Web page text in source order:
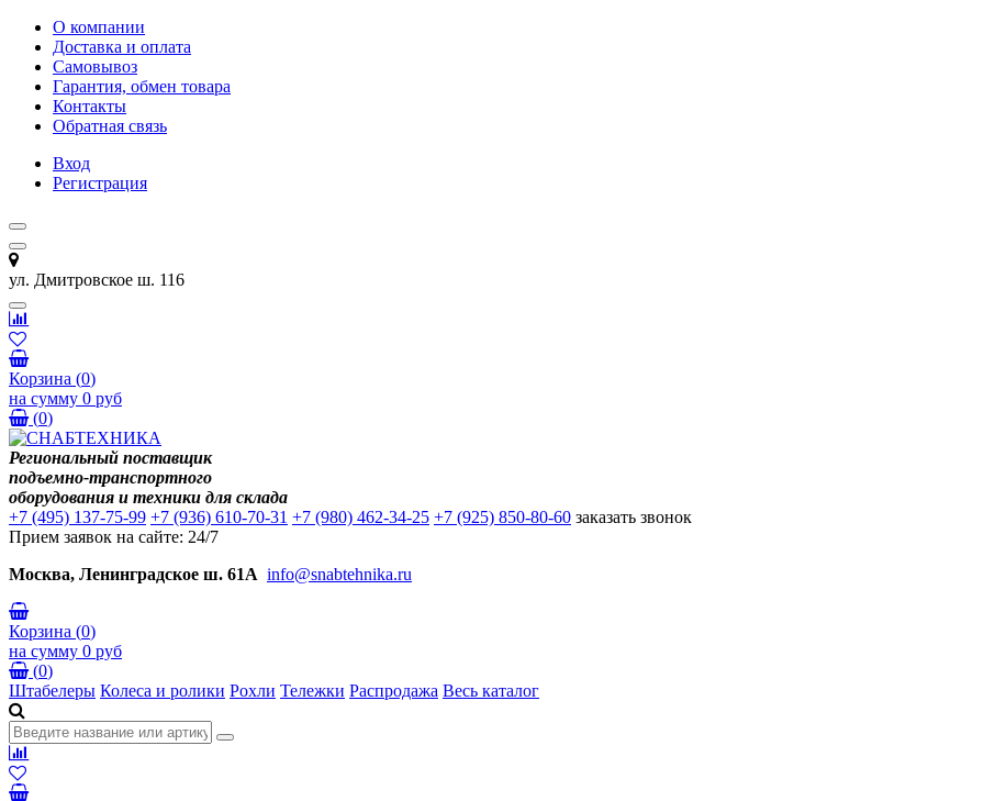
О компании
Доставка и оплата
Самовывоз
Гарантия, обмен товара
Контакты
Обратная связь
Вход
Регистрация
ул. Дмитровское ш. 116
Корзина (0)
на сумму 0 руб
(0)
Региональный поставщик
подъемно-транспортного
оборудования и техники для склада
+7 (495) 137-75-99 +7 (936) 610-70-31 +7 (980) 462-34-25 +7 (925) 850-80-60 заказать звонок
Прием заявок на сайте: 24/7
Москва, Ленинградское ш. 61А info@snabtehnika.ru
Корзина (0)
на сумму 0 руб
(0)
Штабелеры Колеса и ролики Рохли Тележки Распродажа Весь каталог